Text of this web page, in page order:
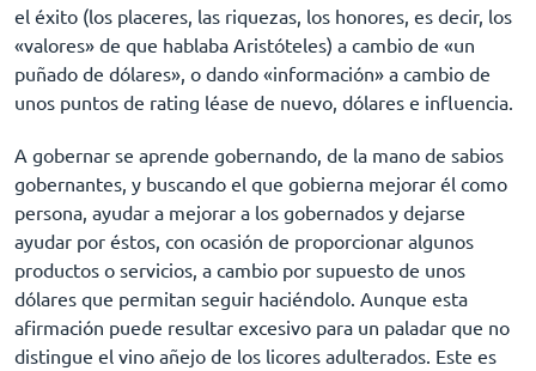
el éxito (los placeres, las riquezas, los honores, es decir, los
«valores» de que hablaba Aristóteles) a cambio de «un
puñado de dólares», o dando «información» a cambio de
unos puntos de rating léase de nuevo, dólares e influencia.
A gobernar se aprende gobernando, de la mano de sabios
gobernantes, y buscando el que gobierna mejorar él como
persona, ayudar a mejorar a los gobernados y dejarse
ayudar por éstos, con ocasión de proporcionar algunos
productos o servicios, a cambio por supuesto de unos
dólares que permitan seguir haciéndolo. Aunque esta
afirmación puede resultar excesivo para un paladar que no
distingue el vino añejo de los licores adulterados. Este es